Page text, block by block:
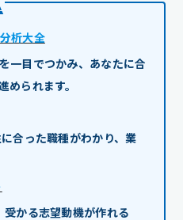
析大全
一目でつかみ、あなたに合
められます。
合った職種がわかり、業
かる志望動機が作れる